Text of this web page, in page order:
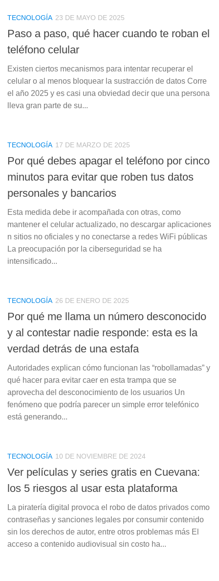
TECNOLOGÍA 23 DE MAYO DE 2025
Paso a paso, qué hacer cuando te roban el
teléfono celular
Existen ciertos mecanismos para intentar recuperar el
celular o al menos bloquear la sustracción de datos Corre
el año 2025 y es casi una obviedad decir que una persona
lleva gran parte de su...
TECNOLOGÍA 17 DE MARZO DE 2025
Por qué debes apagar el teléfono por cinco
minutos para evitar que roben tus datos
personales y bancarios
Esta medida debe ir acompañada con otras, como
mantener el celular actualizado, no descargar aplicaciones
n sitios no oficiales y no conectarse a redes WiFi públicas
La preocupación por la ciberseguridad se ha
intensificado...
TECNOLOGÍA 26 DE ENERO DE 2025
Por qué me llama un número desconocido
y al contestar nadie responde: esta es la
verdad detrás de una estafa
Autoridades explican cómo funcionan las “robollamadas” y
qué hacer para evitar caer en esta trampa que se
aprovecha del desconocimiento de los usuarios Un
fenómeno que podría parecer un simple error telefónico
está generando...
TECNOLOGÍA 10 DE NOVIEMBRE DE 2024
Ver películas y series gratis en Cuevana:
los 5 riesgos al usar esta plataforma
La piratería digital provoca el robo de datos privados como
contraseñas y sanciones legales por consumir contenido
sin los derechos de autor, entre otros problemas más El
acceso a contenido audiovisual sin costo ha...